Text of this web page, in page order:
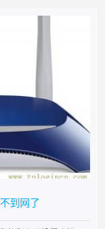
到网了